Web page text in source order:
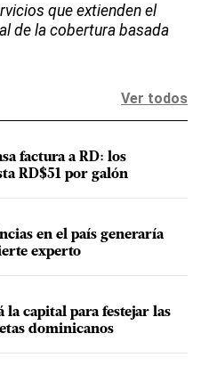
que extienden el
de la cobertura basada
Ver todos
factura a RD: los
RD$51 por galón
en el país generaría
experto
la capital para festejar las
dominicanos